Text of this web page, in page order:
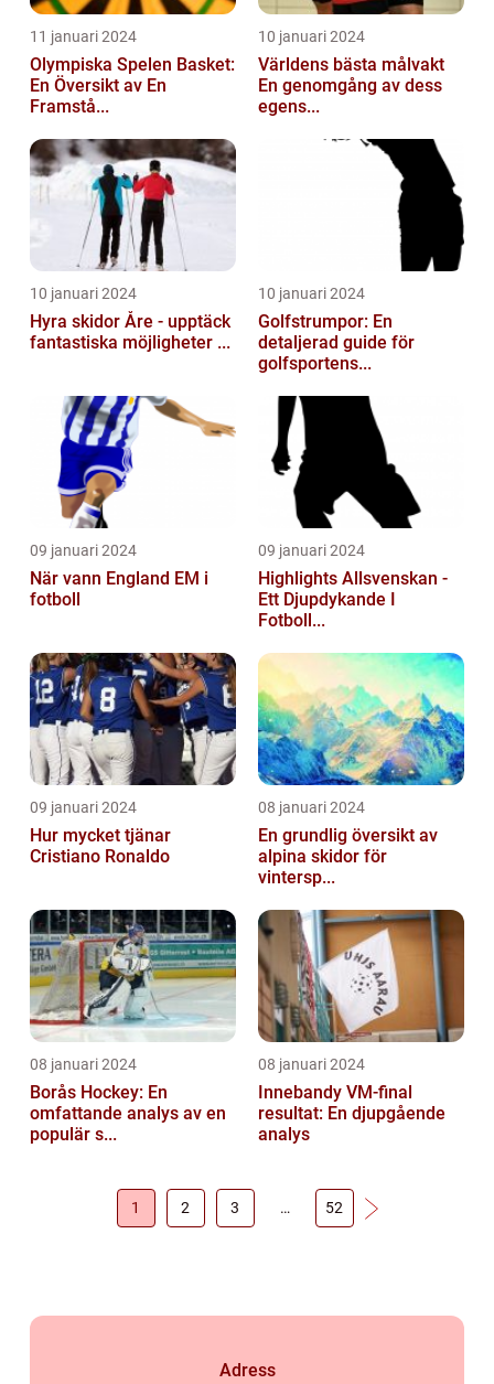
11 januari 2024
Olympiska Spelen Basket:
En Översikt av En
Framstå...
10 januari 2024
Världens bästa målvakt
En genomgång av dess
egens...
10 januari 2024
Hyra skidor Åre - upptäck
fantastiska möjligheter ...
10 januari 2024
Golfstrumpor: En
detaljerad guide för
golfsportens...
09 januari 2024
När vann England EM i
fotboll
09 januari 2024
Highlights Allsvenskan -
Ett Djupdykande I
Fotboll...
09 januari 2024
Hur mycket tjänar
Cristiano Ronaldo
08 januari 2024
En grundlig översikt av
alpina skidor för
vintersp...
08 januari 2024
Borås Hockey: En
omfattande analys av en
populär s...
08 januari 2024
Innebandy VM-final
resultat: En djupgående
analys
1 2 3 … 52
Adress